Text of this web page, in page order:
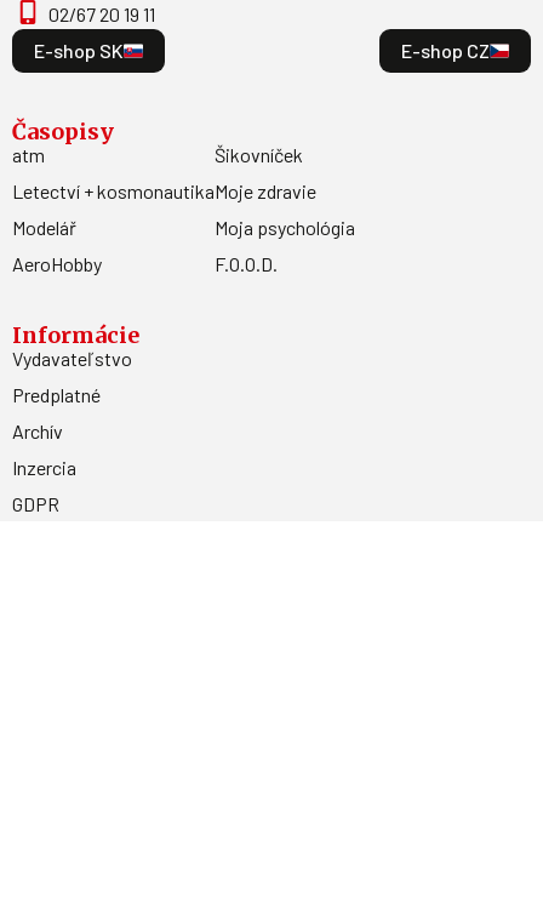
02/67 20 19 11
E-shop SK
E-shop CZ
Časopisy
atm
Letectví + kosmonautika
Modelář
AeroHobby
Šikovníček
Moje zdravie
Moja psychológia
F.O.O.D.
Informácie
Vydavateľstvo
Predplatné
Archív
Inzercia
GDPR